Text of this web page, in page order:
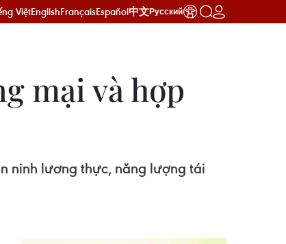
ViệtEnglishFrançaisEspañol中文Русский
mại và hợp
ninh lương thực, năng lượng tái